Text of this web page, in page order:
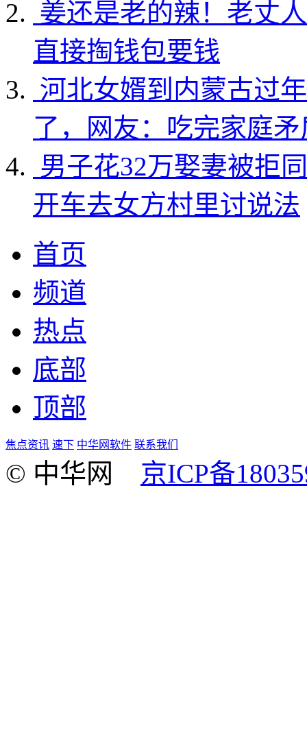
姜还是老的辣！老丈
直接掏钱包要钱
河北女婿到内蒙古过
了，网友：吃完家庭
男子花32万娶妻被拒
开车去女方村里讨说法
首页
频道
热点
底部
顶部
焦点资讯 速下 中华网软件 联系我们
© 中华网 京ICP备